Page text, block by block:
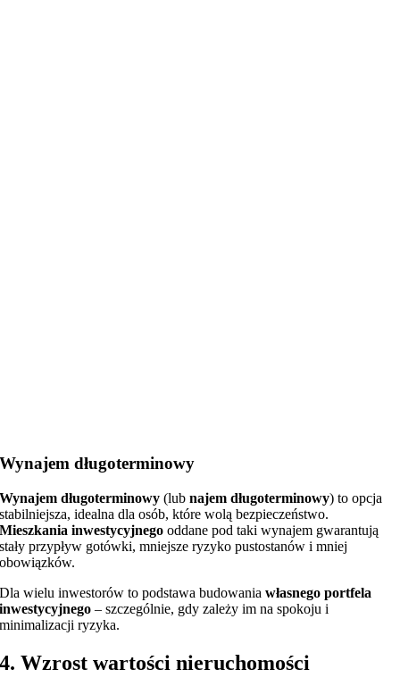
Wynajem długoterminowy
Wynajem długoterminowy (lubnajem długoterminowy) to opcja
stabilniejsza, idealna dla osób, które wolą bezpieczeństwo.
Mieszkania inwestycyjnego oddane pod taki wynajem gwarantują
stały przypływ gotówki, mniejsze ryzyko pustostanów i mniej
obowiązków.
Dla wielu inwestorów to podstawa budowaniawłasnego portfela
inwestycyjnego – szczególnie, gdy zależy im na spokoju i
minimalizacji ryzyka.
4. Wzrost wartości nieruchomości